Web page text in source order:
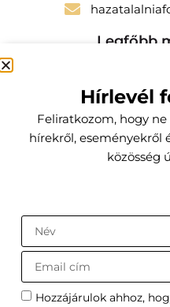
Legfőbb
Adatvédelmi tájékoztató
Hírlevél
Feliratkozom, hogy
hírekről, eseményekről
közösség
Hozzájárulok ahhoz,